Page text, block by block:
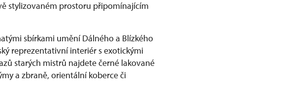
stylizovaném prostoru připomínajícím
sbírkami umění Dálného a Blízkého
reprezentativní interiér s exotickými
starých mistrů najdete černé lakované
a zbraně, orientální koberce či